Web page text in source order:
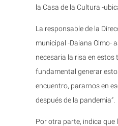
la Casa de la Cultura -
La responsable de la
municipal -Daiana Olmo-
necesaria la risa en estos
fundamental generar
encuentro, pararnos en
después de la pandemia”.
Por otra parte, indica